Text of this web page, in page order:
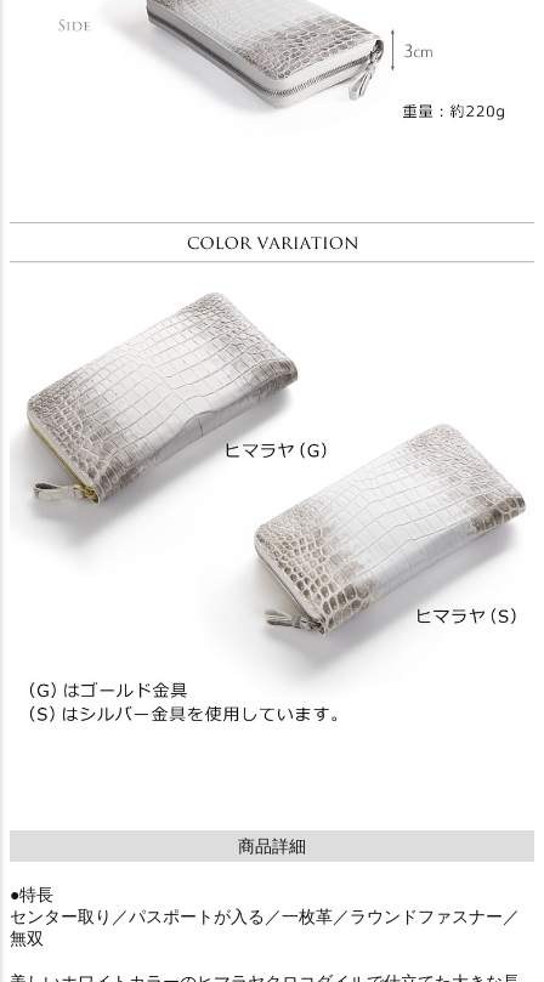
商品詳細
●特長
センター取り／パスポートが入る／一枚革／ラウンドファスナー／
無双